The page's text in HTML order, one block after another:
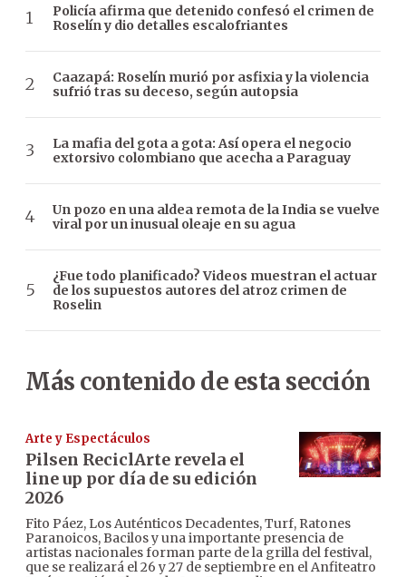
Policía afirma que detenido confesó el crimen de
Roselín y dio detalles escalofriantes
Caazapá: Roselín murió por asfixia y la violencia
sufrió tras su deceso, según autopsia
La mafia del gota a gota: Así opera el negocio
extorsivo colombiano que acecha a Paraguay
Un pozo en una aldea remota de la India se vuelve
viral por un inusual oleaje en su agua
¿Fue todo planificado? Videos muestran el actuar
de los supuestos autores del atroz crimen de
Roselin
Más contenido de esta sección
Arte y Espectáculos
Pilsen ReciclArte revela el
line up por día de su edición
2026
Fito Páez, Los Auténticos Decadentes, Turf, Ratones
Paranoicos, Bacilos y una importante presencia de
artistas nacionales forman parte de la grilla del festival,
que se realizará el 26 y 27 de septiembre en el Anfiteatro